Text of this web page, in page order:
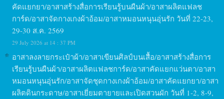
คัดแยกยา/อาสาสร้างสื่อการเรียนรู้บนผืนผ้า/อาสาผลิตแฟลช
การ์ด/อาสาจัดกางเกงผ้าอ้อม/อาสาหมอนหนุนอุ่นรัก วันที่ 22-23,
29-30 ส.ค. 2569
29 July 2026 at 14 : 37 PM
อาสาลงลายกระเป๋าผ้า/อาสาเขียนศิลป์บนเสื้อ/อาสาสร้างสื่อการ
เรียนรู้บนผืนผ้า/อาสาผลิตแฟลชการ์ด/อาสาคัดแยกแว่นตา/อาสา
หมอนหนุนอุ่นรัก/อาสาจัดชุดกางเกงผ้าอ้อม/อาสาคัดแยกยา/อาสา
ผลิตดินกระดาษ/อาสาเยี่ยมตายายและเปิดสวนผัก วันที่ 1-2, 8-9,